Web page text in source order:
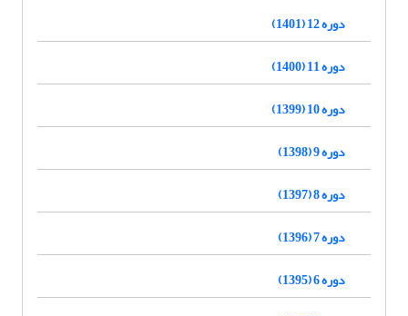
دوره 12 (1401)
دوره 11 (1400)
دوره 10 (1399)
دوره 9 (1398)
دوره 8 (1397)
دوره 7 (1396)
دوره 6 (1395)